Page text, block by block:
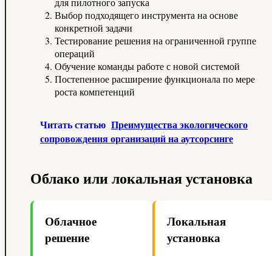
Выбор подходящего инструмента на основе
конкретной задачи
Тестирование решения на ограниченной группе
операций
Обучение команды работе с новой системой
Постепенное расширение функционала по мере
роста компетенций
Читать статью Преимущества экологического
сопровождения организаций на аутсорсинге
Облако или локальная установка
Облачное
решение
Локальная
установка